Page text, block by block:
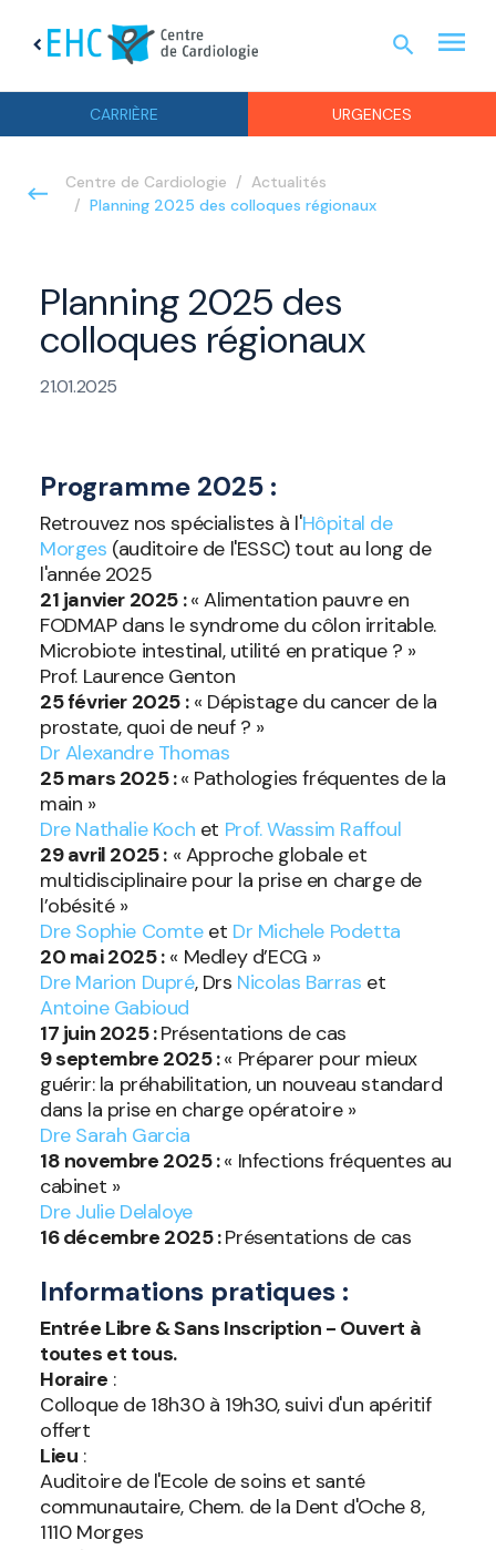
chevron_left
CARRIÈRE URGENCES
search menu
Centre de Cardiologie
Actualités
Planning 2025 des colloques régionaux
Planning 2025 des
colloques régionaux
21.01.2025
Programme 2025 :
Retrouvez nos spécialistes à l'Hôpital de
Morges (auditoire de l'ESSC) tout au long de
l'année 2025
21 janvier 2025 :« Alimentation pauvre en
FODMAP dans le syndrome du côlon irritable.
Microbiote intestinal, utilité en pratique ? »
Prof. Laurence Genton
25 février 2025 :« Dépistage du cancer de la
prostate, quoi de neuf ? »
Dr Alexandre Thomas
25 mars 2025 :« Pathologies fréquentes de la
main »
Dre Nathalie Koch et Prof. Wassim Raffoul
29 avril 2025 : « Approche globale et
multidisciplinaire pour la prise en charge de
l’obésité »
Dre Sophie Comteet Dr Michele Podetta
20 mai 2025 :« Medley d’ECG »
Dre Marion Dupré, Drs Nicolas Barras et
Antoine Gabioud
17 juin 2025 :Présentations de cas
9 septembre 2025 :« Préparer pour mieux
guérir: la préhabilitation, un nouveau standard
dans la prise en charge opératoire »
Dre Sarah Garcia
18 novembre 2025 :« Infections fréquentes au
cabinet »
Dre Julie Delaloye
16 décembre 2025 :Présentations de cas
Informations pratiques :
Entrée Libre & Sans Inscription - Ouvert à
toutes et tous.
Horaire :
Colloque de 18h30 à 19h30, suivi d'un apéritif
offert
Lieu :
Auditoire de l'Ecole de soins et santé
communautaire, Chem. de la Dent d'Oche 8,
1110 Morges